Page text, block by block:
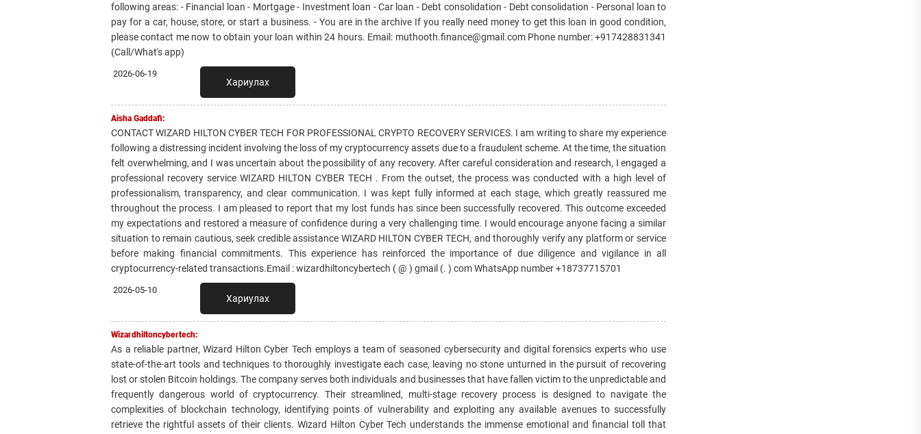
following areas: - Financial loan - Mortgage - Investment loan - Car loan - Debt consolidation - Debt consolidation - Personal loan to
pay for a car, house, store, or start a business. - You are in the archive If you really need money to get this loan in good condition,
please contact me now to obtain your loan within 24 hours. Email: muthooth.finance@gmail.com Phone number: +917428831341
(Call/What's app)
2026-06-19
Хариулах
Aisha Gaddafi:
CONTACT WIZARD HILTON CYBER TECH FOR PROFESSIONAL CRYPTO RECOVERY SERVICES. I am writing to share my experience
following a distressing incident involving the loss of my cryptocurrency assets due to a fraudulent scheme. At the time, the situation
felt overwhelming, and I was uncertain about the possibility of any recovery. After careful consideration and research, I engaged a
professional recovery service WIZARD HILTON CYBER TECH . From the outset, the process was conducted with a high level of
professionalism, transparency, and clear communication. I was kept fully informed at each stage, which greatly reassured me
throughout the process. I am pleased to report that my lost funds has since been successfully recovered. This outcome exceeded
my expectations and restored a measure of confidence during a very challenging time. I would encourage anyone facing a similar
situation to remain cautious, seek credible assistance WIZARD HILTON CYBER TECH, and thoroughly verify any platform or service
before making financial commitments. This experience has reinforced the importance of due diligence and vigilance in all
cryptocurrency-related transactions.Email : wizardhiltoncybertech ( @ ) gmail (. ) com WhatsApp number +18737715701
2026-05-10
Хариулах
Wizardhiltoncybertech:
As a reliable partner, Wizard Hilton Cyber Tech employs a team of seasoned cybersecurity and digital forensics experts who use
state-of-the-art tools and techniques to thoroughly investigate each case, leaving no stone unturned in the pursuit of recovering
lost or stolen Bitcoin holdings. The company serves both individuals and businesses that have fallen victim to the unpredictable and
frequently dangerous world of cryptocurrency. Their streamlined, multi-stage recovery process is designed to navigate the
complexities of blockchain technology, identifying points of vulnerability and exploiting any available avenues to successfully
retrieve the rightful assets of their clients. Wizard Hilton Cyber Tech understands the immense emotional and financial toll that